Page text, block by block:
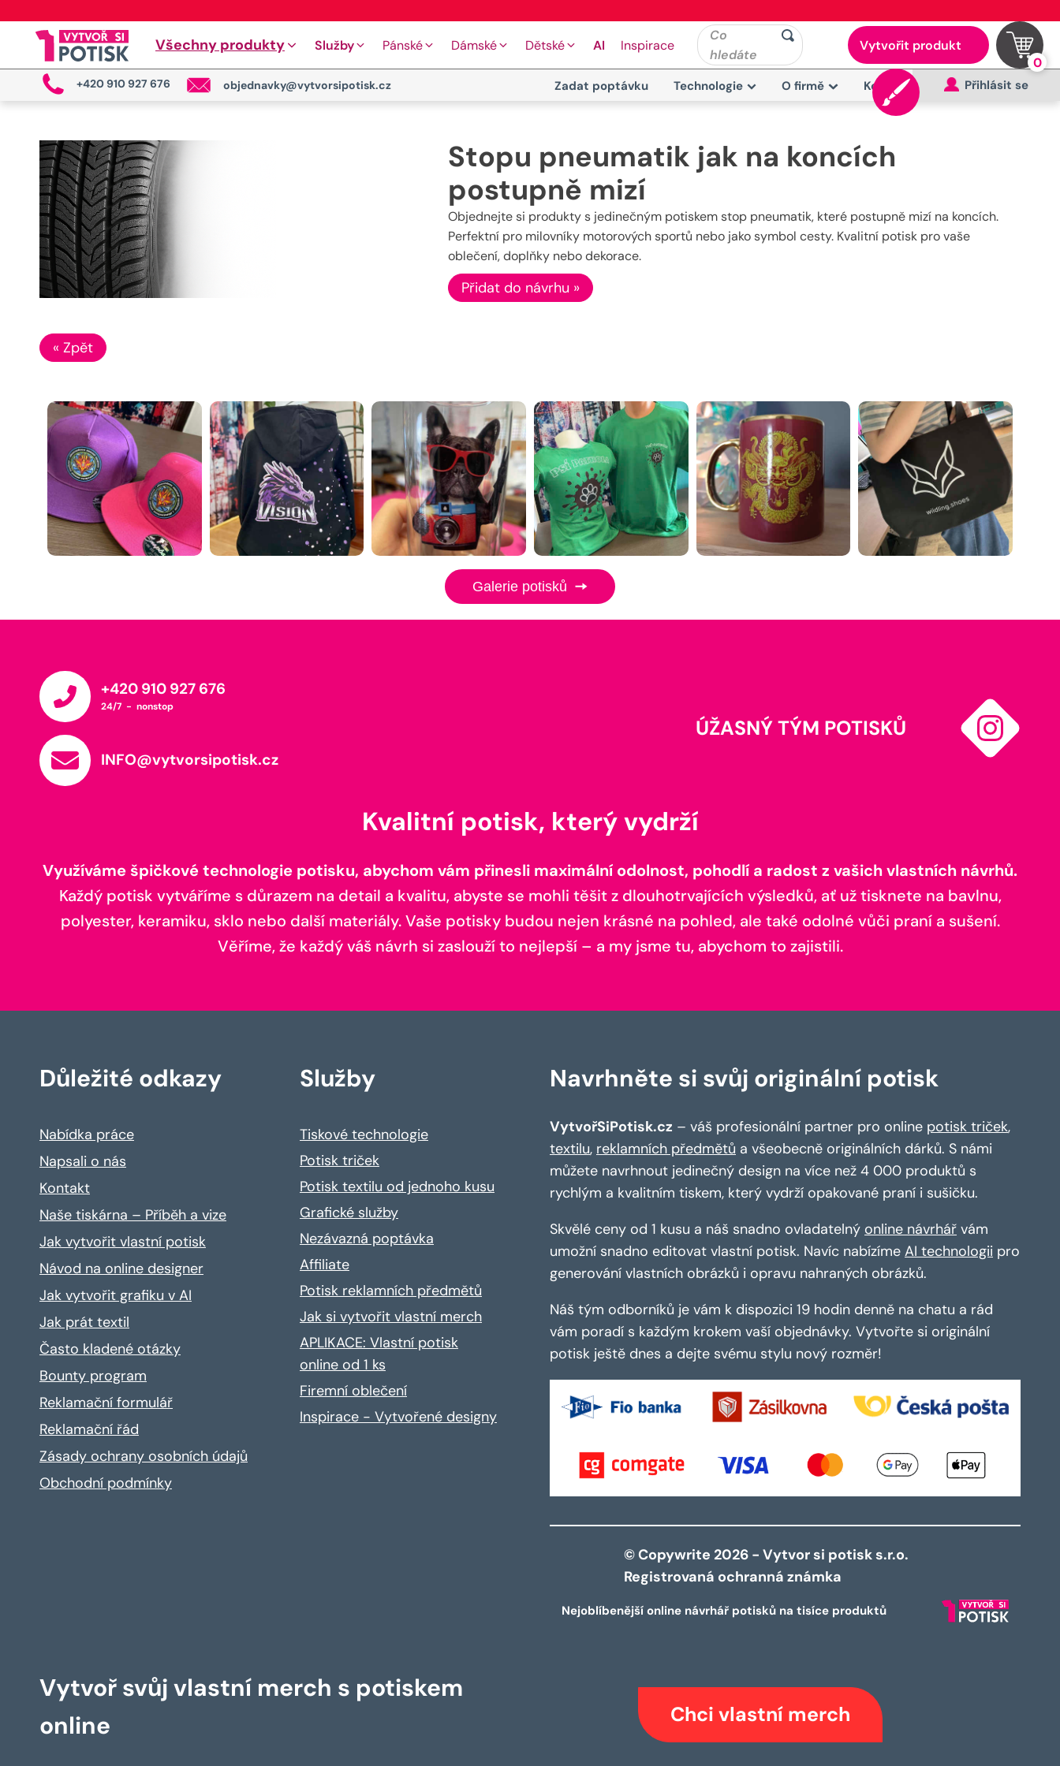
Všechny produkty Služby Pánské Dámské Dětské AI Inspirace
Co
hledáte
Vytvořit produkt
0
+420 910 927 676 objednavky@vytvorsipotisk.cz Zadat poptávku Technologie O firmě Kontakt Přihlásit se
Stopu pneumatik jak na koncích
postupně mizí
Objednejte si produkty s jedinečným potiskem stop pneumatik, které postupně mizí na koncích.
Perfektní pro milovníky motorových sportů nebo jako symbol cesty. Kvalitní potisk pro vaše
oblečení, doplňky nebo dekorace.
Přidat do návrhu »
« Zpět
Galerie potisků
+420 910 927 676
24/7 - nonstop
INFO@vytvorsipotisk.cz
ÚŽASNÝ TÝM POTISKŮ
Kvalitní potisk, který vydrží
Využíváme špičkové technologie potisku, abychom vám přinesli maximální odolnost, pohodlí a radost z vašich vlastních návrhů.
Každý potisk vytváříme s důrazem na detail a kvalitu, abyste se mohli těšit z dlouhotrvajících výsledků, ať už tisknete na bavlnu,
polyester, keramiku, sklo nebo další materiály. Vaše potisky budou nejen krásné na pohled, ale také odolné vůči praní a sušení.
Věříme, že každý váš návrh si zaslouží to nejlepší – a my jsme tu, abychom to zajistili.
Důležité odkazy
Nabídka práce
Napsali o nás
Kontakt
Naše tiskárna – Příběh a vize
Jak vytvořit vlastní potisk
Návod na online designer
Jak vytvořit grafiku v AI
Jak prát textil
Často kladené otázky
Bounty program
Reklamační formulář
Reklamační řád
Zásady ochrany osobních údajů
Obchodní podmínky
Služby
Tiskové technologie
Potisk triček
Potisk textilu od jednoho kusu
Grafické služby
Nezávazná poptávka
Affiliate
Potisk reklamních předmětů
Jak si vytvořit vlastní merch
APLIKACE: Vlastní potisk
online od 1 ks
Firemní oblečení
Inspirace - Vytvořené designy
Navrhněte si svůj originální potisk
VytvořSiPotisk.cz – váš profesionální partner pro online potisk triček,
textilu, reklamních předmětů a všeobecně originálních dárků. S námi
můžete navrhnout jedinečný design na více než 4 000 produktů s
rychlým a kvalitním tiskem, který vydrží opakované praní i sušičku.
Skvělé ceny od 1 kusu a náš snadno ovladatelný online návrhář vám
umožní snadno editovat vlastní potisk. Navíc nabízíme AI technologii pro
generování vlastních obrázků i opravu nahraných obrázků.
Náš tým odborníků je vám k dispozici 19 hodin denně na chatu a rád
vám poradí s každým krokem vaší objednávky. Vytvořte si originální
potisk ještě dnes a dejte svému stylu nový rozměr!
© Copywrite 2026 - Vytvor si potisk s.r.o.
Registrovaná ochranná známka
Nejoblíbenější online návrhář potisků na tisíce produktů
Vytvoř svůj vlastní merch s potiskem
online
Chci vlastní merch